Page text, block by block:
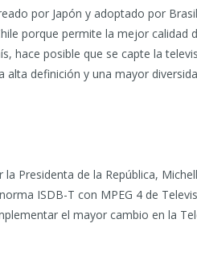
por Japón y adoptado por
porque permite la mejor calidad
hace posible que se capte la
alta definición y una mayor
Presidenta de la República,
ISDB-T con MPEG 4 de
el mayor cambio en la